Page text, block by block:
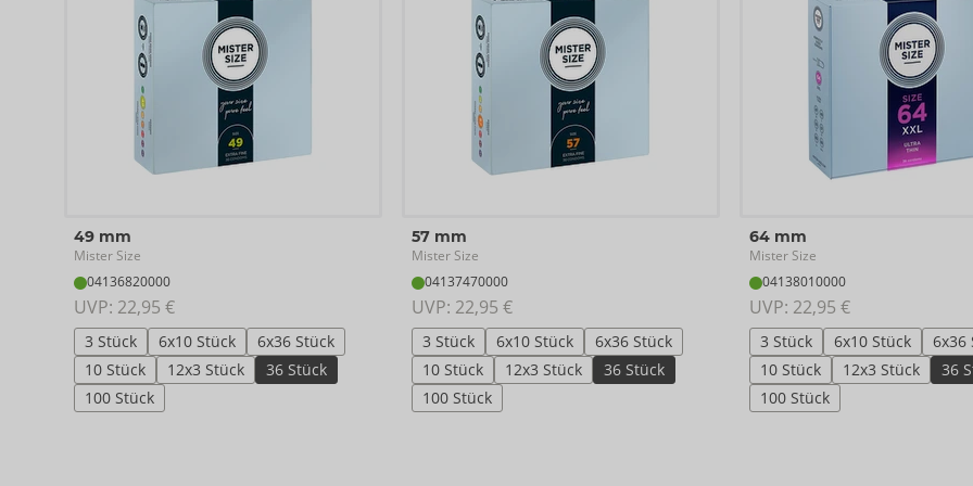
49 mm
Mister Size
04136820000
UVP: 22,95 €
3 Stück 6x10 Stück
6x36 Stück
10 Stück
12x3 Stück
36 Stück
100 Stück
57 mm
Mister Size
04137470000
UVP: 22,95 €
3 Stück 6x10 Stück
6x36 Stück
10 Stück
12x3 Stück
36 Stück
100 Stück
64 mm
Mister Size
04138010000
UVP: 22,95 €
3 Stück 6x10 Stück
6x36
10 Stück
12x3 Stück
36
100 Stück